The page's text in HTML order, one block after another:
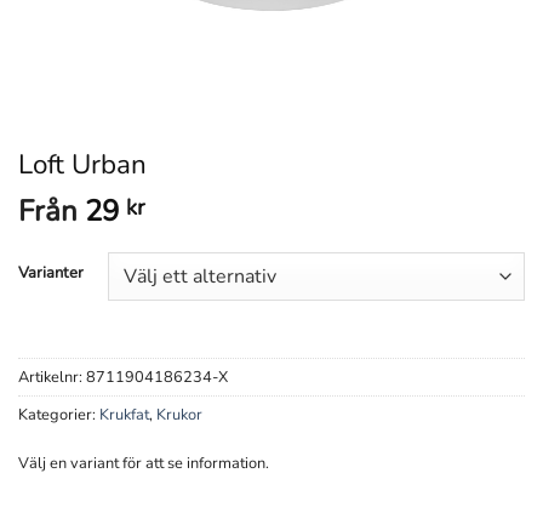
Loft Urban
Från 29 kr
Varianter
Artikelnr: 8711904186234-X
Kategorier: Krukfat, Krukor
Välj en variant för att se information.